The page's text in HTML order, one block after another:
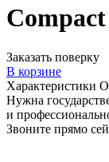
Заказать поверку
В корзине
Характеристики
Нужна
и
Звоните прямо